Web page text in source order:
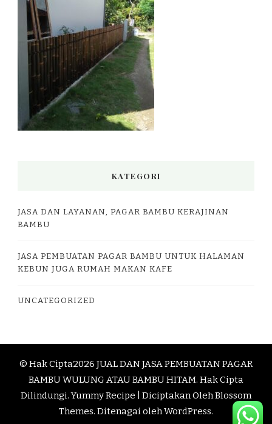
KATEGORI
JASA DAN LAYANAN, PAGAR BAMBU KERAJINAN
BAMBU
JASA PEMBUATAN PAGAR BAMBU UNTUK HALAMAN
KEBUN JUGA RUMAH MAKAN KAFE
UNCATEGORIZED
© Hak Cipta2026 JUAL DAN JASA PEMBUATAN PAGAR
BAMBU WULUNG ATAU BAMBU HITAM. Hak Cipta
Dilindungi.Yummy Recipe | Diciptakan OlehBlossom
Themes. Ditenagai olehWordPress.